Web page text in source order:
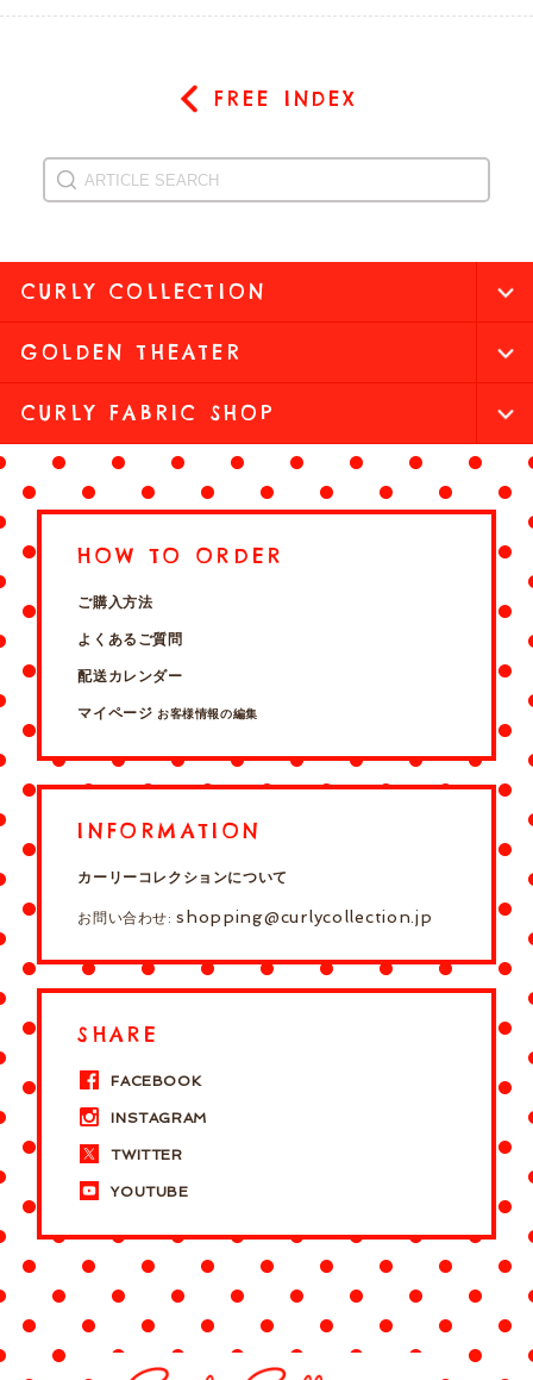
FREE INDEX
CURLY COLLECTION
GOLDEN THEATER
CURLY FABRIC SHOP
HOW TO ORDER
ご購入方法
よくあるご質問
配送カレンダー
マイページ お客様情報の編集
INFORMATION
カーリーコレクションについて
お問い合わせ:shopping@curlycollection.jp
SHARE
FACEBOOK
INSTAGRAM
TWITTER
YOUTUBE